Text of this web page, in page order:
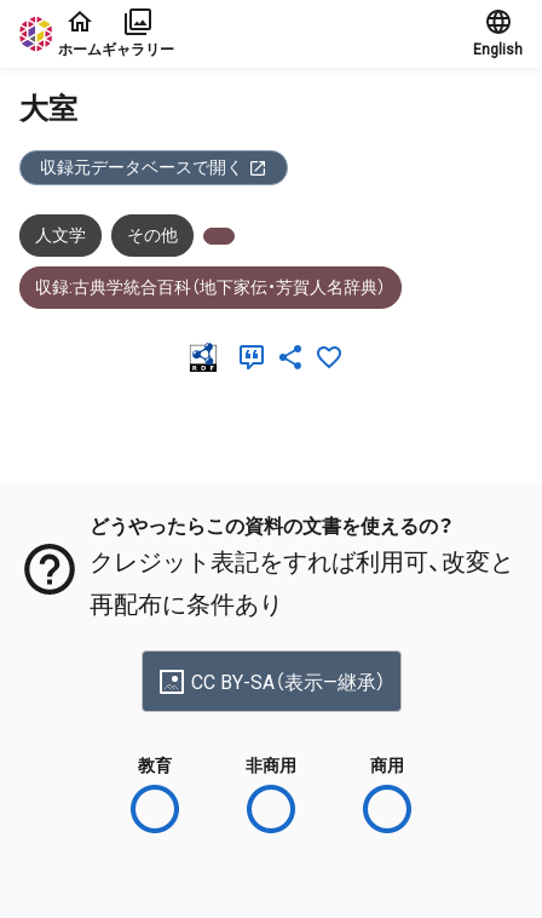
本文に飛ぶ
ホームギャラリー English
大室
収録元データベースで開く
人文学 その他
収録:古典学統合百科（地下家伝・芳賀人名辞典）
どうやったらこの資料の文書を使えるの？
クレジット表記をすれば利用可、改変と
再配布に条件あり
CC BY-SA（表示—継承）
教育 非商用 商用